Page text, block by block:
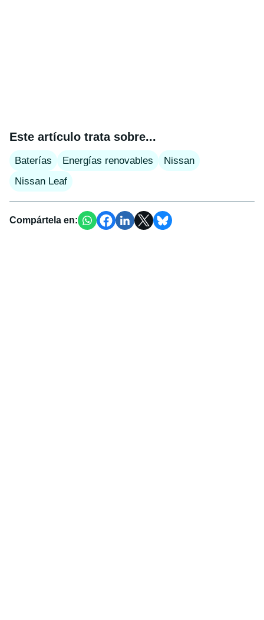
Este artículo trata sobre...
Baterías Energías renovables
Nissan
Nissan Leaf
Compártela en: